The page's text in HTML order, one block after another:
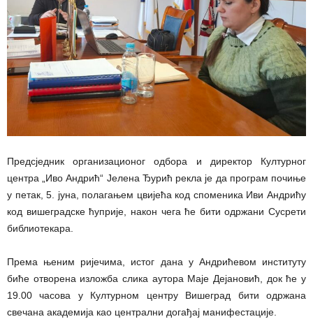
Предсједник организационог одбора и директор Културног
центра „Иво Андрић“ Јелена Ђурић рекла је да програм почиње
у петак, 5. јуна, полагањем цвијећа код споменика Иви Андрићу
код вишеградске ћуприје, након чега ће бити одржани Сусрети
библиотекара.
Према њеним ријечима, истог дана у Андрићевом институту
биће отворена изложба слика аутора Маје Дејановић, док ће у
19.00 часова у Културном центру Вишеград бити одржана
свечана академија као централни догађај манифестације.